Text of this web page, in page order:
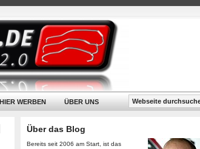
HIER WERBEN ÜBER UNS
Über das Blog
Bereits seit 2006 am Start, ist das